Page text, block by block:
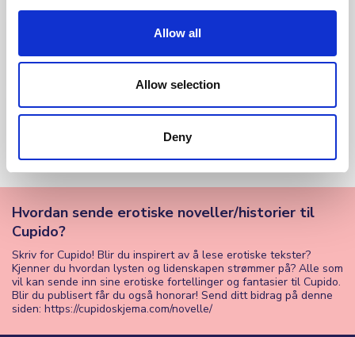
Allow all
Allow selection
Deny
Vinner av Erotikk 2025 - 2. plass.
Morgenbadet
Vinner av Erotikk 2025 - 1. plass.
Hvordan sende erotiske noveller/historier til
Cupido?
Skriv for Cupido! Blir du inspirert av å lese erotiske tekster?
Kjenner du hvordan lysten og lidenskapen strømmer på? Alle som
vil kan sende inn sine erotiske fortellinger og fantasier til Cupido.
Blir du publisert får du også honorar! Send ditt bidrag på denne
siden: https://cupidoskjema.com/novelle/